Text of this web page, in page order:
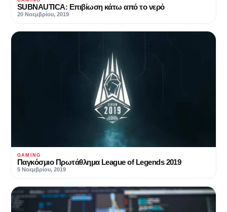
SUBNAUTICA: Επιβίωση κάτω από το νερό
20 Νοεμβρίου, 2019
GAMING
Παγκόσμιο Πρωτάθλημα League of Legends 2019
5 Νοεμβρίου, 2019